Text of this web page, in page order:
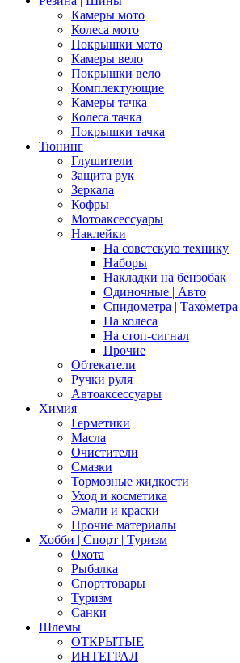
Камеры мото
Колеса мото
Покрышки мото
Камеры вело
Покрышки вело
Комплектующие
Камеры тачка
Колеса тачка
Покрышки тачка
Тюнинг
Глушители
Защита рук
Зеркала
Кофры
Мотоаксессуары
Наклейки
На советскую технику
Наборы
Накладки на бензобак
Одиночные | Авто
Спидометра | Тахометра
На колеса
На стоп-сигнал
Прочие
Обтекатели
Ручки руля
Автоаксессуары
Химия
Герметики
Масла
Очистители
Смазки
Тормозные жидкости
Уход и косметика
Эмали и краски
Прочие материалы
Хобби | Cпорт | Туризм
Охота
Рыбалка
Спорттовары
Туризм
Санки
Шлемы
ОТКРЫТЫЕ
ИНТЕГРАЛ